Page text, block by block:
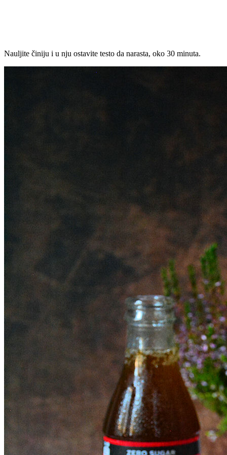
Nauljite činiju i u nju ostavite testo da narasta, oko 30 minuta.